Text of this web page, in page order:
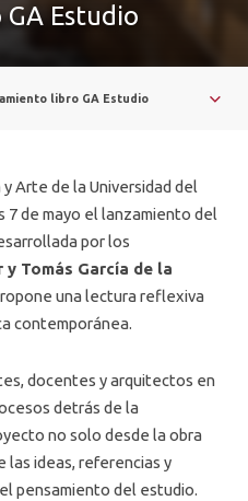
Estudio
libro GA Estudio
Arte de la Universidad del
de mayo el lanzamiento del
por los
Tomás García de la
una lectura reflexiva
contemporánea.
docentes y arquitectos en
detrás de la
no solo desde la obra
las ideas, referencias y
pensamiento del estudio.